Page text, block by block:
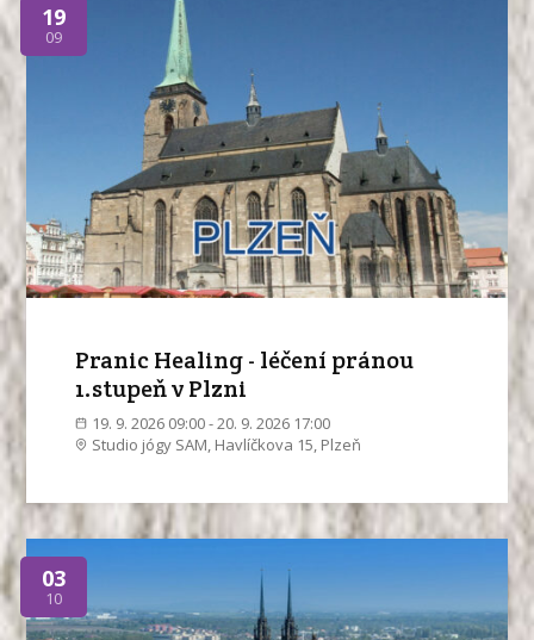
19
09
Pranic Healing - léčení pránou
1.stupeň v Plzni
19. 9. 2026 09:00 - 20. 9. 2026 17:00
Studio jógy SAM, Havlíčkova 15, Plzeň
03
10